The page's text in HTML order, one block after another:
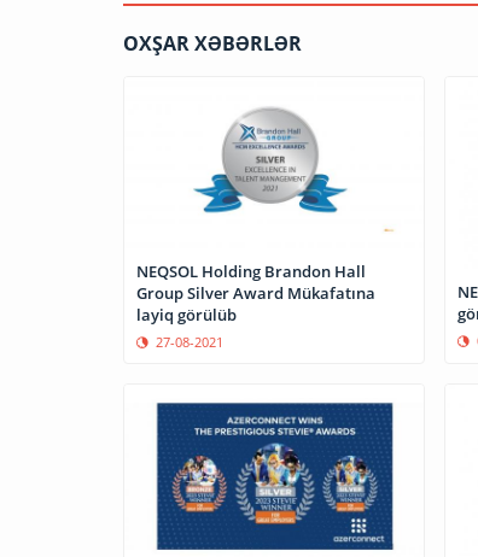
OXŞAR XƏBƏRLƏR
NEQSOL Holding Brandon Hall
Group Silver Award Mükafatına
layiq görülüb
27-08-2021